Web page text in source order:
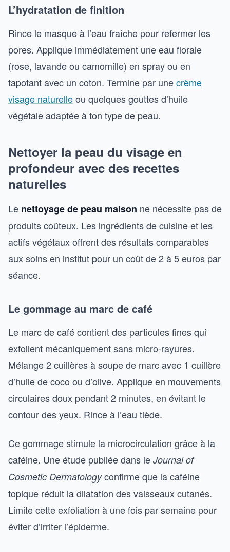
L’hydratation de finition
Rince le masque à l’eau fraîche pour refermer les
pores. Applique immédiatement une eau florale
(rose, lavande ou camomille) en spray ou en
tapotant avec un coton. Termine par unecrème
visage naturelleou quelques gouttes d’huile
végétale adaptée à ton type de peau.
Nettoyer la peau du visage en
profondeur avec des recettes
naturelles
Le nettoyage de peau maison ne nécessite pas de
produits coûteux. Les ingrédients de cuisine et les
actifs végétaux offrent des résultats comparables
aux soins en institut pour un coût de 2 à 5 euros par
séance.
Le gommage au marc de café
Le marc de café contient des particules fines qui
exfolient mécaniquement sans micro-rayures.
Mélange 2 cuillères à soupe de marc avec 1 cuillère
d’huile de coco ou d’olive. Applique en mouvements
circulaires doux pendant 2 minutes, en évitant le
contour des yeux. Rince à l’eau tiède.
Ce gommage stimule la microcirculation grâce à la
caféine. Une étude publiée dans le Journal of
Cosmetic Dermatologyconfirme que la caféine
topique réduit la dilatation des vaisseaux cutanés.
Limite cette exfoliation à une fois par semaine pour
éviter d’irriter l’épiderme.